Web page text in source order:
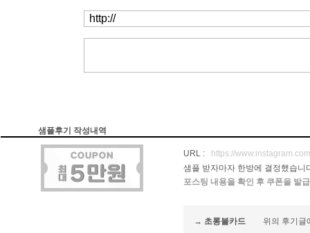
샘플후기 작성내역
URL :
https://
샘플 받자마자 한방에 결정했습
포스팅 내용을 확인 후 쿠폰을 발
→ 초롱불카드 위의 후기글